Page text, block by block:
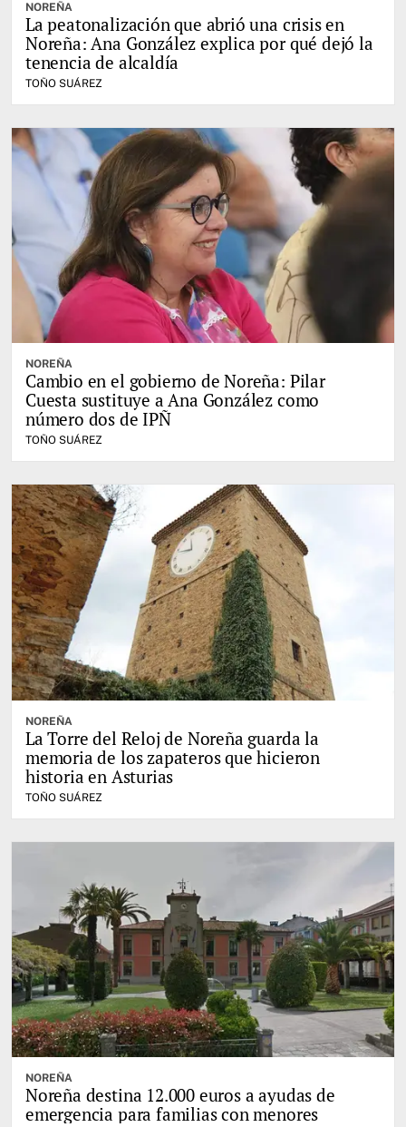
NOREÑA
La peatonalización que abrió una crisis en
Noreña: Ana González explica por qué dejó la
tenencia de alcaldía
TOÑO SUÁREZ
NOREÑA
Cambio en el gobierno de Noreña: Pilar
Cuesta sustituye a Ana González como
número dos de IPÑ
TOÑO SUÁREZ
NOREÑA
La Torre del Reloj de Noreña guarda la
memoria de los zapateros que hicieron
historia en Asturias
TOÑO SUÁREZ
NOREÑA
Noreña destina 12.000 euros a ayudas de
emergencia para familias con menores